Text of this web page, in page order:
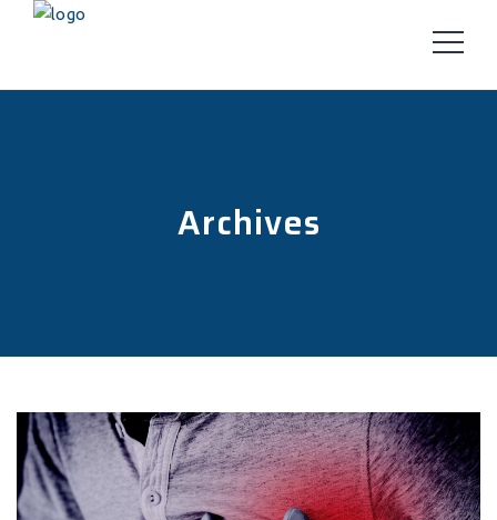
Archives